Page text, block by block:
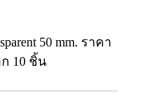
50 mm. ราคา
10 ชิ้น